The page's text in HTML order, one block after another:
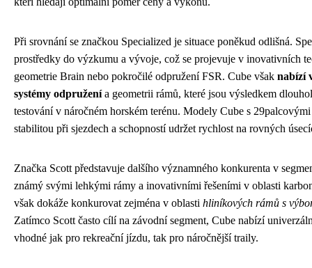
Při srovnání se značkou Specialized je situace poněkud odlišná.
prostředky do výzkumu a vývoje, což se projevuje v inovativních
geometrie Brain nebo pokročilé odpružení FSR. Cube však nabízí
systémy odpruženía geometrii rámů, které jsou výsledkem
testování v náročném horském terénu. Modely Cube s
stabilitou při sjezdech a schopností udržet rychlost na rovných
Značka Scott představuje dalšího významného konkurenta v
známý svými lehkými rámy a inovativními řešeními v oblasti
však dokáže konkurovat zejména v oblasti hliníkových rámů s
Zatímco Scott často cílí na závodní segment, Cube nabízí
vhodné jak pro rekreační jízdu, tak pro náročnější traily.